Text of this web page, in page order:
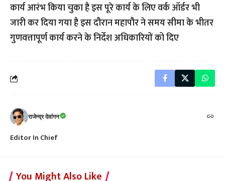
कार्य आरंभ किया चुका है इस पूरे कार्य के लिए वर्क ऑर्डर भी
जारी कर दिया गया है इस दौरान महापौर ने समय सीमा के भीतर
गुणवत्तापूर्ण कार्य करने के निर्देश अधिकारियों को दिए
राजेन्द्र देवांगन
Editor In Chief
You Might Also Like